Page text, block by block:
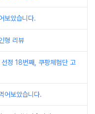
보았습니다.
형 리뷰
정 18번째, 쿠팡체험단 고
어보았습니다.